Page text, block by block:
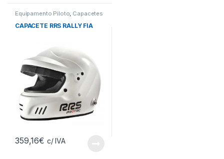
Equipamento Piloto Capacetes
CAPACETE RRS RALLY FIA
359,16€ c/ IVA